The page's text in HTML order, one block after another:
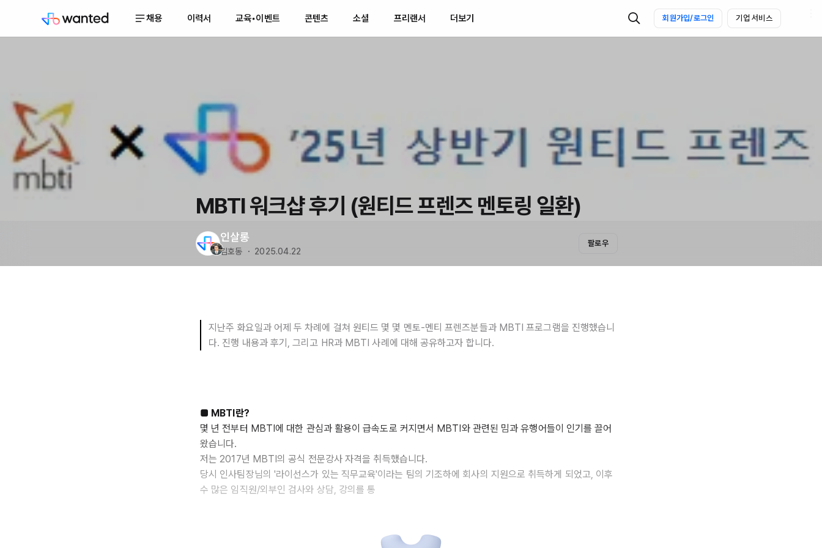
채용 이력서 교육•이벤트 콘텐츠 소셜 프리랜서 더보기 회원가입/로그인 기업 서비스
MBTI 워크샵 후기 (원티드 프렌즈 멘토링 일환)
인살롱
김호동 ・ 2025.04.22
팔로우
지난주 화요일과 어제 두 차례에 걸쳐 원티드 몇 몇 멘토-멘티 프렌즈분들과 MBTI 프로그램을 진행했습니
다. 진행 내용과 후기, 그리고 HR과 MBTI 사례에 대해 공유하고자 합니다.
■ MBTI란?
몇 년 전부터 MBTI에 대한 관심과 활용이 급속도로 커지면서 MBTI와 관련된 밈과 유행어들이 인기를 끌어
왔습니다.
저는 2017년 MBTI의 공식 전문강사 자격을 취득했습니다.
당시 인사팀장님의 '라이선스가 있는 직무교육'이라는 팀의 기조하에 회사의 지원으로 취득하게 되었고, 이후
수 많은 임직원/외부인 검사와 상담, 강의를 통